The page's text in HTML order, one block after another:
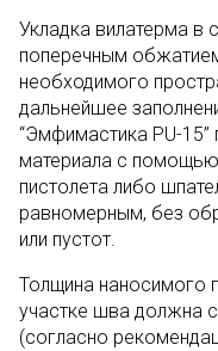
Укладка вилатерма в
поперечным
необходимого
дальнейшее
“Эмфимастика PU-15”
материала с помощью
пистолета либо
равномерным, без
или пустот.
Толщина наносимого
участке шва должна
(согласно